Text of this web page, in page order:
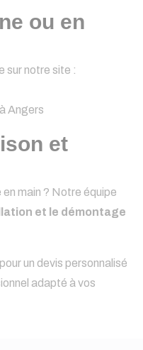
ou en
sur notre site :
Angers
et
main ? Notre équipe
et le démontage
un devis personnalisé
adapté à vos